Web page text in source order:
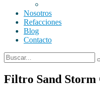
Nosotros
Refacciones
Blog
Contacto
Filtro Sand Storm